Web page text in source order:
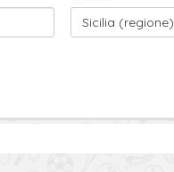
Sicilia (regione)